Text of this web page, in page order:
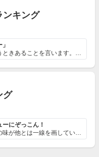
ンキング
僕は、バーガーキングで買うときあることを言います。それ...
グ
にぞっこん！
モスバーガーはやはり、その味が他とは一線を画しています...